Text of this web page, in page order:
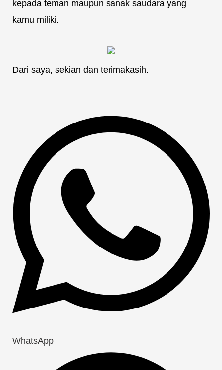
kepada teman maupun sanak saudara yang
kamu miliki.
Dari saya, sekian dan terimakasih.
WhatsApp